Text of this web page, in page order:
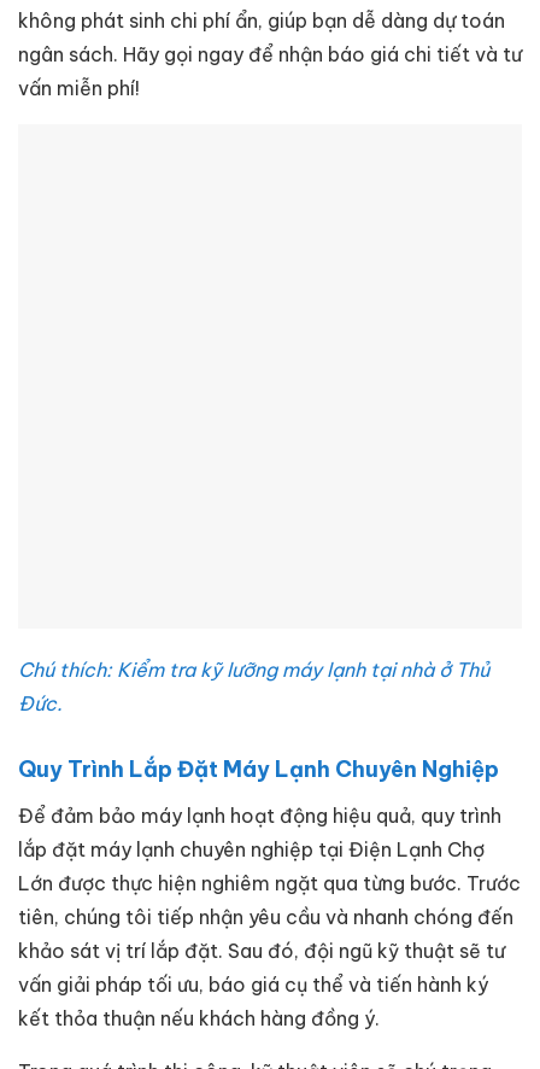
không phát sinh chi phí ẩn, giúp bạn dễ dàng dự toán
ngân sách. Hãy gọi ngay để nhận báo giá chi tiết và tư
vấn miễn phí!
Chú thích: Kiểm tra kỹ lưỡng máy lạnh tại nhà ở Thủ
Đức.
Quy Trình Lắp Đặt Máy Lạnh Chuyên Nghiệp
Để đảm bảo máy lạnh hoạt động hiệu quả, quy trình
lắp đặt máy lạnh chuyên nghiệp tại Điện Lạnh Chợ
Lớn được thực hiện nghiêm ngặt qua từng bước. Trước
tiên, chúng tôi tiếp nhận yêu cầu và nhanh chóng đến
khảo sát vị trí lắp đặt. Sau đó, đội ngũ kỹ thuật sẽ tư
vấn giải pháp tối ưu, báo giá cụ thể và tiến hành ký
kết thỏa thuận nếu khách hàng đồng ý.